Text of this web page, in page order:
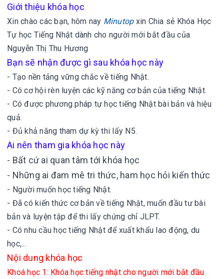
Giới thiệu khóa học
Xin chào các bạn, hôm nay Minutop xin Chia sẻ Khóa Học
Tự học Tiếng Nhật dành cho người mới bắt đầu của
Nguyễn Thị Thu Hương
Bạn sẽ nhận được gì sau khóa học này
- Tạo nền tảng vững chắc về tiếng Nhật.
- Có cơ hội rèn luyện các kỹ năng cơ bản của tiếng Nhật.
- Có được phương pháp tự học tiếng Nhật bài bản và hiệu
quả.
- Đủ khả năng tham dự kỳ thi lấy N5.
Ai nên tham gia khóa học này
- Bất cứ ai quan tâm tới khóa học
- Những ai đam mê tri thức, ham học hỏi kiến thức
- Người muốn học tiếng Nhật.
- Đã có kiến thức cơ bản về tiếng Nhật, muốn đầu tư bài
bản và luyện tập để thi lấy chứng chỉ JLPT.
- Có nhu cầu học tiếng Nhật để xuất khẩu lao động, du
học,...
Nội dung khóa học
Khoá học 1: Khóa học tiếng nhật cho người mới bắt đầu